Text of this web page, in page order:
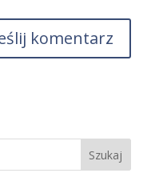
Szukaj